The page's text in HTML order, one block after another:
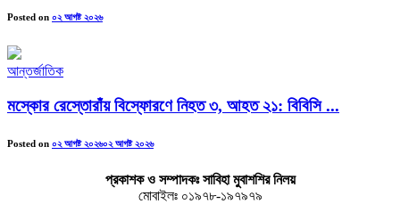
Posted on ০২ আগষ্ট ২০২৬
আন্তর্জাতিক
মস্কোর রেস্তোরাঁয় বিস্ফোরণে নিহত ৩, আহত ২১: বিবিসি ...
Posted on ০২ আগষ্ট ২০২৬০২ আগষ্ট ২০২৬
প্রকাশক ও সম্পাদকঃ সাবিহা মুবাশশির নিলয়
মোবাইলঃ ০১৯৭৮-১৯৭৯৭৯